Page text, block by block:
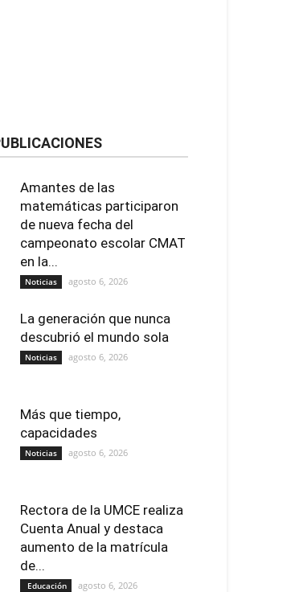
Amantes de las
matemáticas participaron
de nueva fecha del
campeonato escolar CMAT
en la...
Noticias agosto 6, 2026
La generación que nunca
descubrió el mundo sola
Noticias agosto 6, 2026
Más que tiempo,
capacidades
Noticias agosto 6, 2026
Rectora de la UMCE realiza
Cuenta Anual y destaca
aumento de la matrícula
de...
Educación agosto 6, 2026